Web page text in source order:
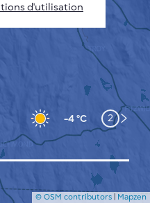
-4 °C 2
CONFIDENTIALITÉ
GÉNÉRALES D'UTILISATION
© OSM contributors | Mapzen
d'utilisation